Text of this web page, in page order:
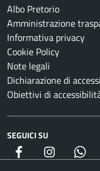
Albo Pretorio
Amministrazione
Informativa privacy
Cookie Policy
Note legali
Dichiarazione di
Obiettivi di
SEGUICI SU
Facebook Instagram